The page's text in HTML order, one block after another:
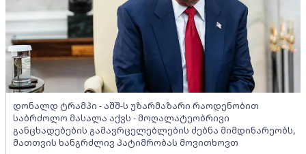
დონალდ ტრამპი - აშშ-ს უზარმაზარი რაოდენობით
საბრძოლო მასალა აქვს - მოღალატეობრივი
განცხადებების გამავრცელებლების ძებნა მიმდინარეობს,
მათთვის ხანგრძლივ პატიმრობას მოვითხოვთ